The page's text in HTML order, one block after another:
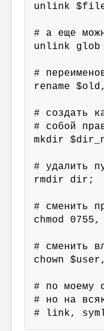
unlink
# а еще
unlink
#
rename
# создать
# собой
mkdir
# удалить
rmdir dir;
# сменить
chmod
# сменить
chown
# по моему
# но на
# link,